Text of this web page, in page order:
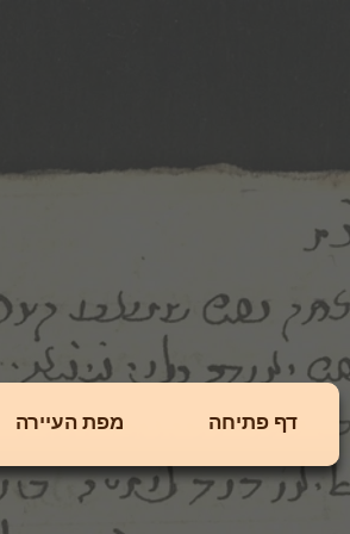
דף פתיחה מפת העיירה